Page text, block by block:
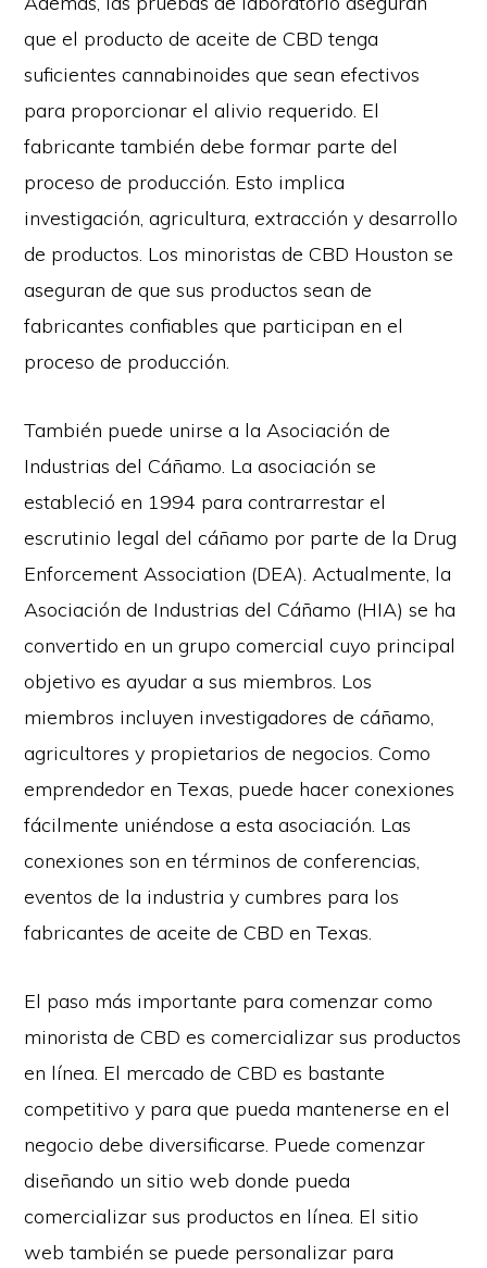
que el producto de aceite de CBD tenga
suficientes cannabinoides que sean efectivos
para proporcionar el alivio requerido. El
fabricante también debe formar parte del
proceso de producción. Esto implica
investigación, agricultura, extracción y desarrollo
de productos. Los minoristas de CBD Houston se
aseguran de que sus productos sean de
fabricantes confiables que participan en el
proceso de producción.
También puede unirse a la Asociación de
Industrias del Cáñamo. La asociación se
estableció en 1994 para contrarrestar el
escrutinio legal del cáñamo por parte de la Drug
Enforcement Association (DEA). Actualmente, la
Asociación de Industrias del Cáñamo (HIA) se ha
convertido en un grupo comercial cuyo principal
objetivo es ayudar a sus miembros. Los
miembros incluyen investigadores de cáñamo,
agricultores y propietarios de negocios. Como
emprendedor en Texas, puede hacer conexiones
fácilmente uniéndose a esta asociación. Las
conexiones son en términos de conferencias,
eventos de la industria y cumbres para los
fabricantes de aceite de CBD en Texas.
El paso más importante para comenzar como
minorista de CBD es comercializar sus productos
en línea. El mercado de CBD es bastante
competitivo y para que pueda mantenerse en el
negocio debe diversificarse. Puede comenzar
diseñando un sitio web donde pueda
comercializar sus productos en línea. El sitio
web también se puede personalizar para